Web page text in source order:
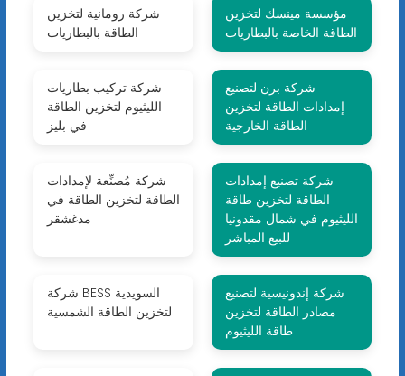
شركة رومانية لتخزين
الطاقة بالبطاريات
مؤسسة مينسك لتخزين
الطاقة الخاصة بالبطاريات
شركة تركيب بطاريات
الليثيوم لتخزين الطاقة
في بليز
شركة برن لتصنيع
إمدادات الطاقة لتخزين
الطاقة الخارجية
شركة مُصنِّعة لإمدادات
الطاقة لتخزين الطاقة في
مدغشقر
شركة تصنيع إمدادات
الطاقة لتخزين طاقة
الليثيوم في شمال مقدونيا
للبيع المباشر
شركة BESS السويدية
لتخزين الطاقة الشمسية
شركة إندونيسية لتصنيع
مصادر الطاقة لتخزين
طاقة الليثيوم